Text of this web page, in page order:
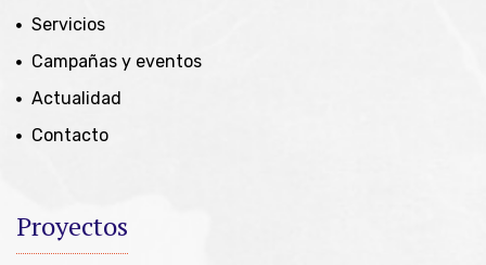
Servicios
Campañas y eventos
Actualidad
Contacto
Proyectos